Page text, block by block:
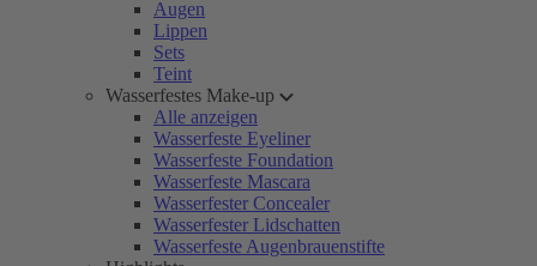
Augen
Lippen
Sets
Teint
Wasserfestes Make-up
Alle anzeigen
Wasserfeste Eyeliner
Wasserfeste Foundation
Wasserfeste Mascara
Wasserfester Concealer
Wasserfester Lidschatten
Wasserfeste Augenbrauenstifte